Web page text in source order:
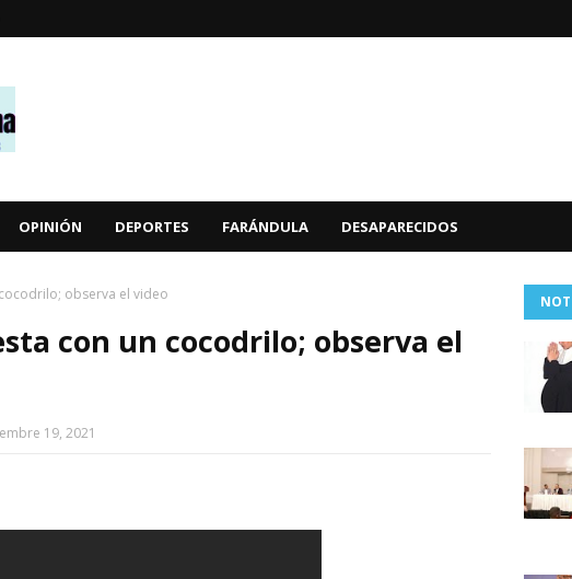
OPINIÓN DEPORTES FARÁNDULA DESAPARECIDOS
observa el video
con un cocodrilo; observa el
19, 2021